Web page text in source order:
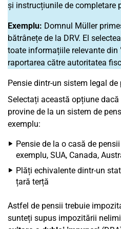
și instrucțiunile de completare
Exemplu: Domnul Müller
bătrânețe de la DRV. El
toate informațiile relevante din
raportarea către autoritatea
Pensie dintr-un sistem legal
Selectați această opțiune
provine de la un sistem de
exemplu:
Pensie de la o casă de
exemplu, SUA, Canada,
Plăți echivalente dintr-un
țară terță
Astfel de pensii trebuie
sunteți supus impozitării